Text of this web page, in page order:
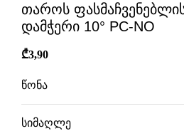
თაროს
დამჭერი 10° PC-NO
₾3,90
წონა
სიმაღლე